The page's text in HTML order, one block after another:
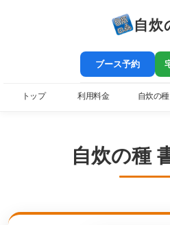
自炊
ブース予約
トップ 利用料金 自炊の種
自炊の種